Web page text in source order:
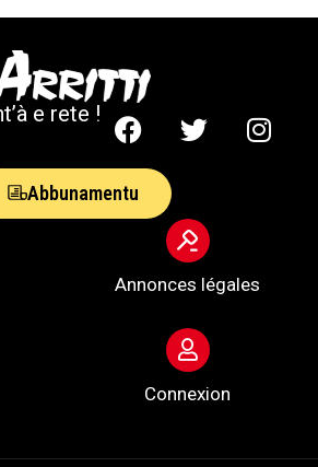
e rete !
Annonces légales
Connexion
Abbunamentu